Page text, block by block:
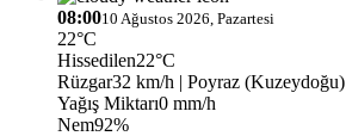
08:0010 Ağustos 2026, Pazartesi
22°C
Hissedilen22°C
Rüzgar32 km/h | Poyraz (Kuzeydoğu)
Yağış Miktarı0 mm/h
Nem92%